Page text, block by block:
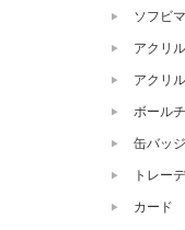
ソフビ
アクリ
アクリ
ボール
缶バッジ
トレー
カード